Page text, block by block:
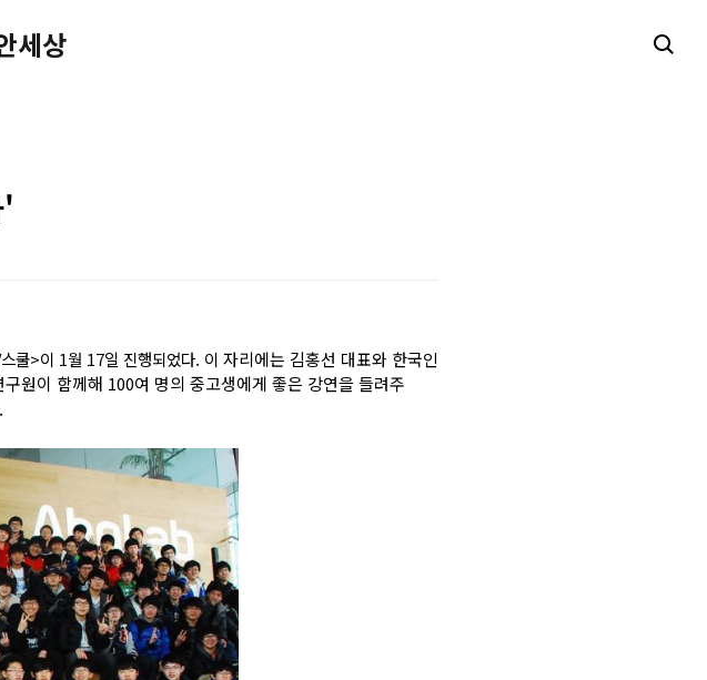
세상
'
쿨>이 1월 17일 진행되었다. 이 자리에는 김홍선 대표와 한국인
원이 함께해 100여 명의 중고생에게 좋은 강연을 들려주